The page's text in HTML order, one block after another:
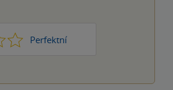
Perfektní